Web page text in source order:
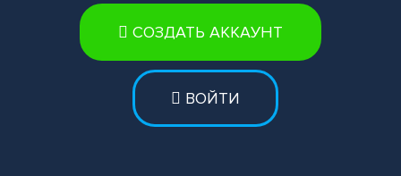
СОЗДАТЬ АККАУНТ
ВОЙТИ